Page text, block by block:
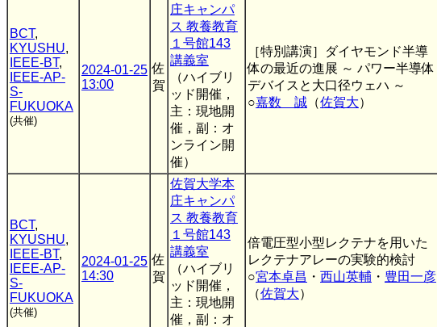
BCT,
KYUSHU,
IEEE-BT,
IEEE-AP-
S-
FUKUOKA
(共催)
2024-01-25
13:00
佐
賀
庄キャンパ
ス 教養教育
１号館143
講義室
（ハイブリ
ッド開催，
主：現地開
催，副：オ
ンライン開
催）
［特別講演］ダイヤモンド半導
体の最近の進展 ～ パワー半導体
デバイスと大口径ウェハ ～
○嘉数 誠 （佐賀大）
BCT,
KYUSHU,
IEEE-BT,
IEEE-AP-
S-
FUKUOKA
(共催)
2024-01-25
14:30
佐
賀
佐賀大学本
庄キャンパ
ス 教養教育
１号館143
講義室
（ハイブリ
ッド開催，
主：現地開
催，副：オ
倍電圧型小型レクテナを用いた
レクテナアレーの実験的検討
○宮本卓昌 ・ 西山英輔 ・ 豊田一彦
（佐賀大）